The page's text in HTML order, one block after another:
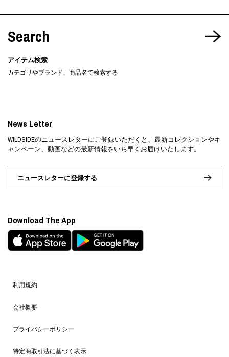
Search
アイテム検索
カテゴリやブランド、商品名で検索する
利用規約
会社概要
プライバシーポリシー
特定商取引法に基づく表示
News Letter
WILDSIDEのニュースレターにご登録いただくと、最新コレクションやキ
ャンペーン、動画などの最新情報をいち早くお届けいたします。
ニュースレターに登録する
Download The App